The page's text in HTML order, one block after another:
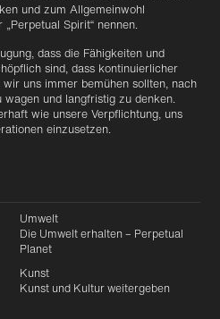
und zum Allgemeinwohl
Spirit“ nennen.
dass die Fähigkeiten und
sind, dass kontinuierlicher
uns immer bemühen sollten, nach
und langfristig zu denken.
wie unsere Verpflichtung, uns
einzusetzen.
Umwelt
Die Umwelt erhalten – Perpetual
Planet
Kunst
Kunst und Kultur weitergeben